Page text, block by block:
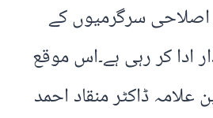
اصلاحی سرگرمیوں کے
ادا کر رہی ہے۔اس موقع
علامہ ڈاکٹر منقاد احمد